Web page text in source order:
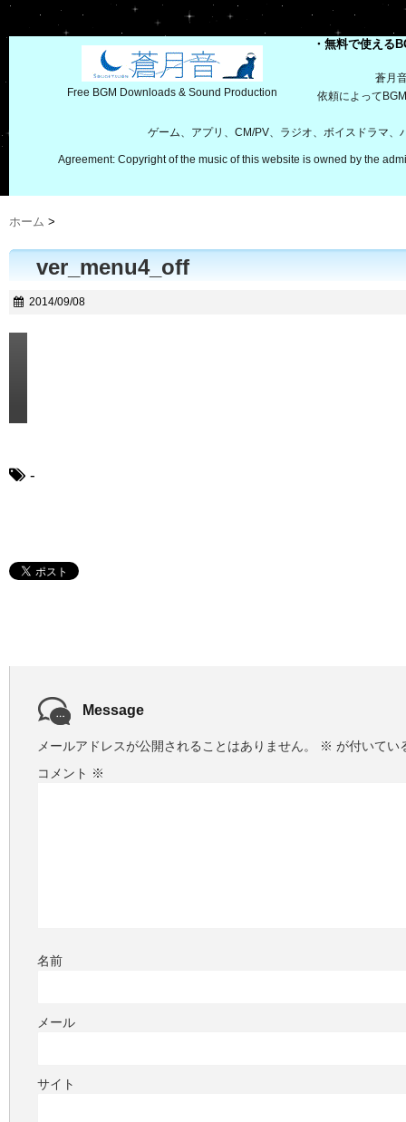
Free BGM Downloads & Sound Production
・無料で使える
蒼月
依頼によって
ゲーム、アプリ、CM/PV、ラジオ、ボイスドラマ
Agreement: Copyright of the music of this website is owned by the
ホーム >
ver_menu4_off
2014/09/08
-
Message
メールアドレスが公開されることはありません。 ※ が付いてい
コメント ※
名前
メール
サイト